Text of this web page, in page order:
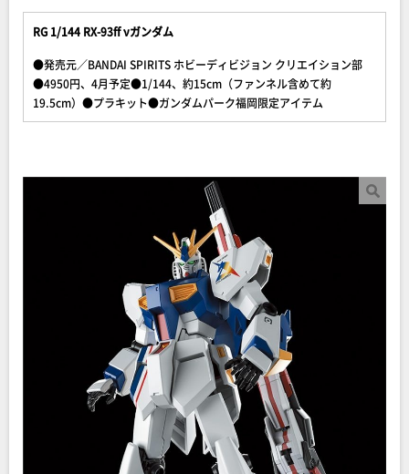
RG 1/144 RX-93ff νガンダム
●発売元／BANDAI SPIRITS ホビーディビジョン クリエイション部
●4950円、4月予定●1/144、約15cm（ファンネル含めて約
19.5cm）●プラキット●ガンダムパーク福岡限定アイテム